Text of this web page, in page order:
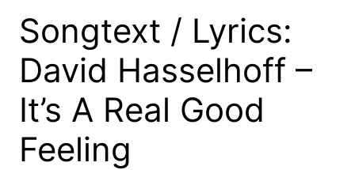
Songtext / Lyrics:
David Hasselhoff –
It’s A Real Good
Feeling